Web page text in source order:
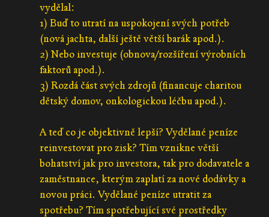
vydělal:
1) Buď to utratí na uspokojení svých potřeb
(nová jachta, další ještě větší barák apod.).
2) Nebo investuje (obnova/rozšíření výrobních
faktorů apod.).
3) Rozdá část svých zdrojů (financuje charitou
dětský domov, onkologickou léčbu apod.).
A teď co je objektivně lepší? Vydělané peníze
reinvestovat pro zisk? Tím vznikne větší
bohatství jak pro investora, tak pro dodavatele a
zaměstnance, kterým zaplatí za nové dodávky a
novou práci. Vydělané peníze utratit za
spotřebu? Tím spotřebující své prostředky